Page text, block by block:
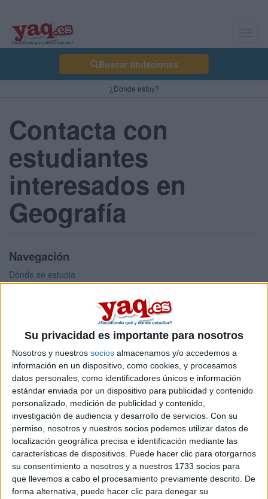
Su privacidad es importante para nosotros
Nosotros y nuestros socios almacenamos y/o accedemos a
información en un dispositivo, como cookies, y procesamos
datos personales, como identificadores únicos e información
estándar enviada por un dispositivo para publicidad y contenido
personalizado, medición de publicidad y contenido,
investigación de audiencia y desarrollo de servicios. Con su
permiso, nosotros y nuestros socios podemos utilizar datos de
localización geográfica precisa e identificación mediante las
características de dispositivos. Puede hacer clic para otorgarnos
su consentimiento a nosotros y a nuestros 1733 socios para
que llevemos a cabo el procesamiento previamente descrito. De
forma alternativa, puede hacer clic para denegar su
Buscar titulaciones
¿Dónde estoy?
Contacta con
estudiantes
interesados en
Geografía
Navegación
Dónde se estudia
Descripción
Usuarios interesados
Geografía en los foros
Traslado de expediente con la misma carrera.
Colegio Mayor en Madrid
Ingeniería en Organización Industrial vs ADE
Grado de Filosofía Política y Economía
Ayuda sobre que estudiar
Gente que quiere estudiar Geografía
A 59 usuarios les interesan estos estudios